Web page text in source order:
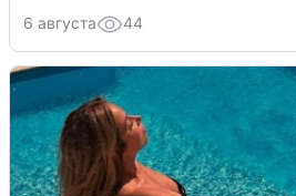
6 августа 44